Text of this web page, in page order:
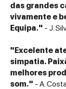
das grandes
vivamente e
Equipa." - J.
"Excelente
simpatia.
melhores
som." - A. Costa